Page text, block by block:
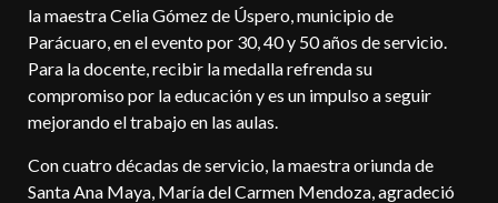
la maestra Celia Gómez de Úspero, municipio de
Parácuaro, en el evento por 30, 40 y 50 años de servicio.
Para la docente, recibir la medalla refrenda su
compromiso por la educación y es un impulso a seguir
mejorando el trabajo en las aulas.
Con cuatro décadas de servicio, la maestra oriunda de
Santa Ana Maya, María del Carmen Mendoza, agradeció